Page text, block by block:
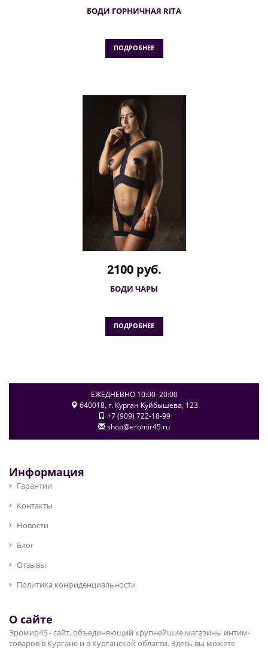
БОДИ ГОРНИЧНАЯ RITA
ПОДРОБНЕЕ
2100 руб.
БОДИ ЧАРЫ
ПОДРОБНЕЕ
ЕЖЕДНЕВНО 10:00–20:00
640018, г. Курган Куйбышева, 123
+7 (909) 722-18-99
shop@eromir45.ru
Информация
Гарантии
Контакты
Новости
Блог
Отзывы
Политика конфиденциальности
О сайте
Эромир45 - сайт, объединяющий крупнейшие магазины интим-
товаров в Кургане и в Курганской области. Здесь вы можете